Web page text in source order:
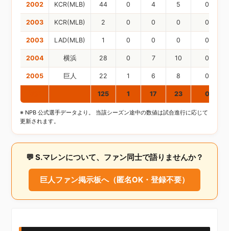
2002 KCR(MLB) 44 0 4 5 0
2003 KCR(MLB) 2 0 0 0 0
2003 LAD(MLB) 1 0 0 0 0
2004 横浜 28 0 7 10 0
2005 巨人 22 1 6 8 0
125 1 17 23 0
※ NPB 公式選手データより。 当該シーズン途中の数値は試合進行に応じて
更新されます。
💬 S.マレンについて、ファン同士で語りませんか？
巨人ファン掲示板へ（匿名OK・登録不要）